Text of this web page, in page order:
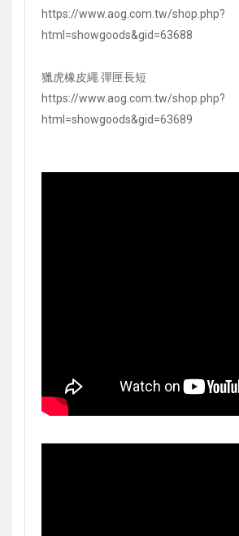
https://www.aog.com.tw/shop.php?
html=showgoods&gid=63688
獵虎橡皮繩 彈匣長短
https://www.aog.com.tw/shop.php?
html=showgoods&gid=63689